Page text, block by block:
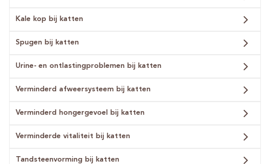
Kale kop bij katten
Spugen bij katten
Urine- en ontlastingproblemen bij katten
Verminderd afweersysteem bij katten
Verminderd hongergevoel bij katten
Verminderde vitaliteit bij katten
Tandsteenvorming bij katten